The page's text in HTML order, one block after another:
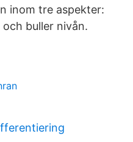
inom tre aspekter:
buller nivån.